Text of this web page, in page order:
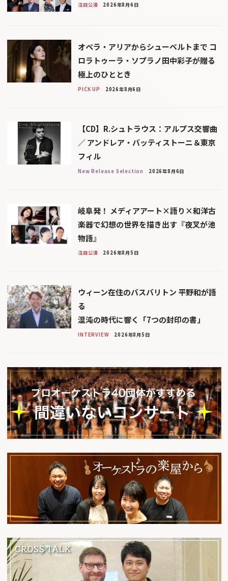
注目公演 2026年8月6日
オペラ・アリアからシューベルトまで コ
ロラトゥーラ・ソプラノ田中彩子が贈る
極上のひととき
PICK UP 2026年8月6日
【CD】R.シュトラウス：アルプス交響曲
／ アンドレア・バッティストーニ＆東京
フィル
New Release Selection 2026年8月6日
岐阜発！ メディアアート×語り×和洋古
楽器で幻想の世界を描き出す『夜叉が池
物語』
注目公演 2026年8月5日
ウィーン在住のバスバリトン 平野和が語
る
混沌の時代に響く「7つの封印の書」
INTERVIEW 2026年8月5日